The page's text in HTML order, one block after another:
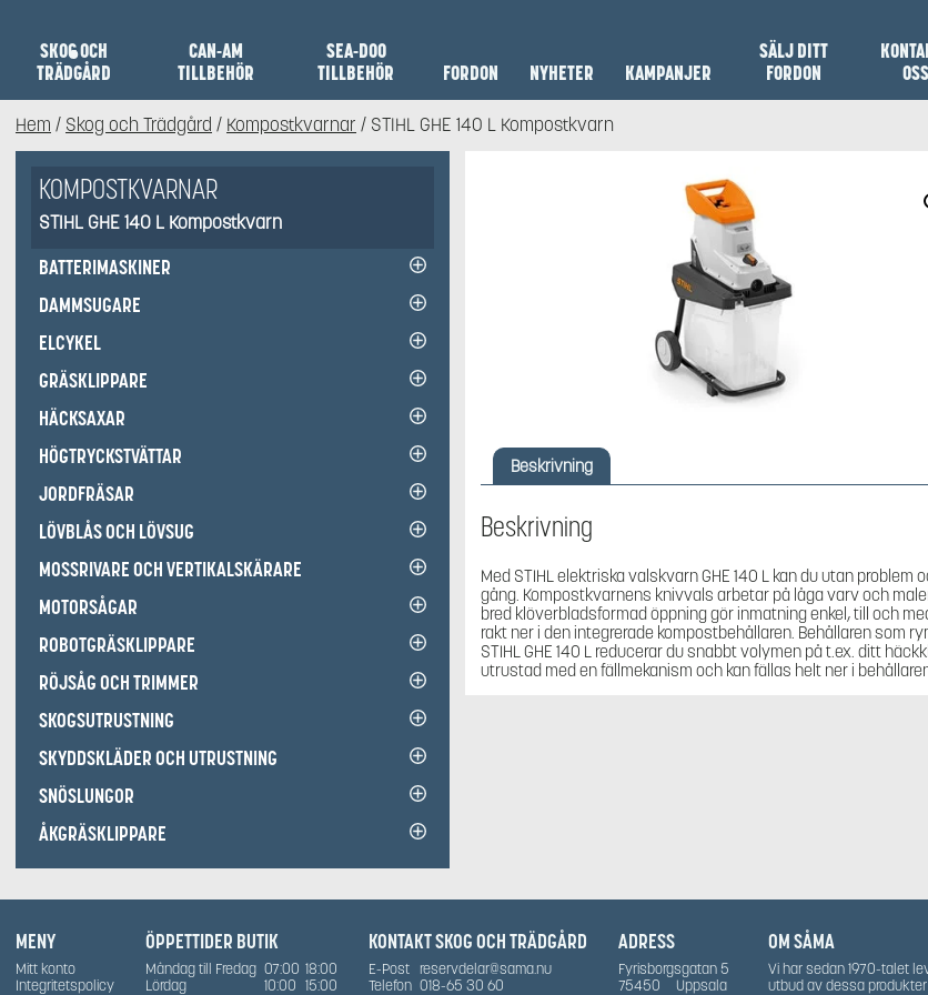
SKOG OCH
TRÄDGÅRD
CAN-AM
TILLBEHÖR
SEA-DOO
TILLBEHÖR
FORDON NYHETER KAMPANJER
SÄLJ DITT
FORDON
OSS
Hem / Skog och Trädgård / Kompostkvarnar / STIHL GHE 140 L Kompostkvarn
KOMPOSTKVARNAR
STIHL GHE 140 L Kompostkvarn
BATTERIMASKINER
DAMMSUGARE
ELCYKEL
GRÄSKLIPPARE
HÄCKSAXAR
HÖGTRYCKSTVÄTTAR
JORDFRÄSAR
LÖVBLÅS OCH LÖVSUG
MOSSRIVARE OCH VERTIKALSKÄRARE
MOTORSÅGAR
ROBOTGRÄSKLIPPARE
RÖJSÅG OCH TRIMMER
SKOGSUTRUSTNING
SKYDDSKLÄDER OCH UTRUSTNING
SNÖSLUNGOR
ÅKGRÄSKLIPPARE
Beskrivning
Beskrivning
Med STIHL elektriska valskvarn GHE 140 L kan du utan
gång. Kompostkvarnens knivvals arbetar på låga varv och
bred klöverbladsformad öppning gör inmatning enkel, till och
rakt ner i den integrerade kompostbehållaren. Behållaren som
STIHL GHE 140 L reducerar du snabbt volymen på t.ex. ditt
utrustad med en fällmekanism och kan fällas helt ner i
MENY
Mitt konto
Integritetspolicy
ÖPPETTIDER BUTIK
Måndag till Fredag 07:00 18:00
Lördag
10:00 15:00
ADRESS
Fyrisborgsgatan 5
75450
Uppsala
KONTAKT SKOG OCH TRÄDGÅRD
E-Post reservdelar@sama.nu
Telefon 018-65 30 60
OM SÅMA
Vi har sedan 1970-talet
utbud av dessa